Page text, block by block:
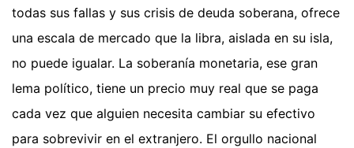
todas sus fallas y sus crisis de deuda soberana, ofrece
una escala de mercado que la libra, aislada en su isla,
no puede igualar. La soberanía monetaria, ese gran
lema político, tiene un precio muy real que se paga
cada vez que alguien necesita cambiar su efectivo
para sobrevivir en el extranjero. El orgullo nacional